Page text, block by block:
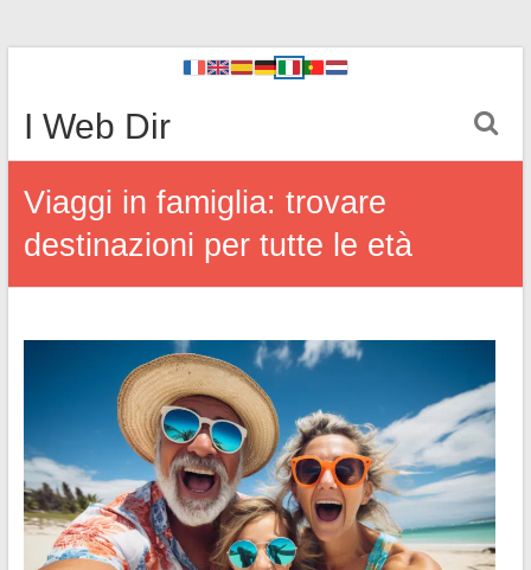
I Web Dir
Viaggi in famiglia: trovare
destinazioni per tutte le età